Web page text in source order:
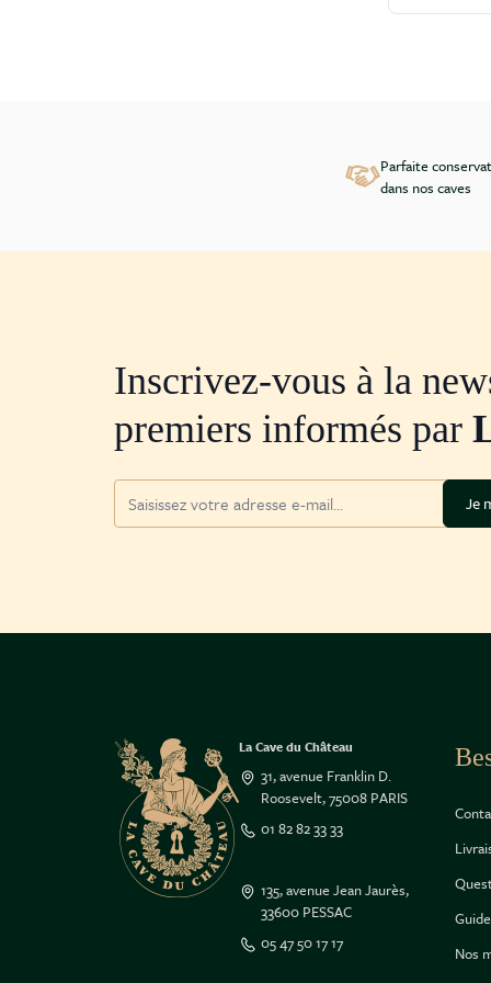
Parfaite
dans nos caves
Inscrivez-vous à la
premiers informés par
Je
La Cave du Château
31, avenue Franklin D.
Roosevelt, 75008 PARIS
01 82 82 33 33
135, avenue Jean Jaurès,
33600 PESSAC
05 47 50 17 17
Nos